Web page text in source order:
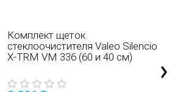
Комплект щеток
стеклоочистителя Valeo Silencio
X-TRM VM 336 (60 и 40 см)